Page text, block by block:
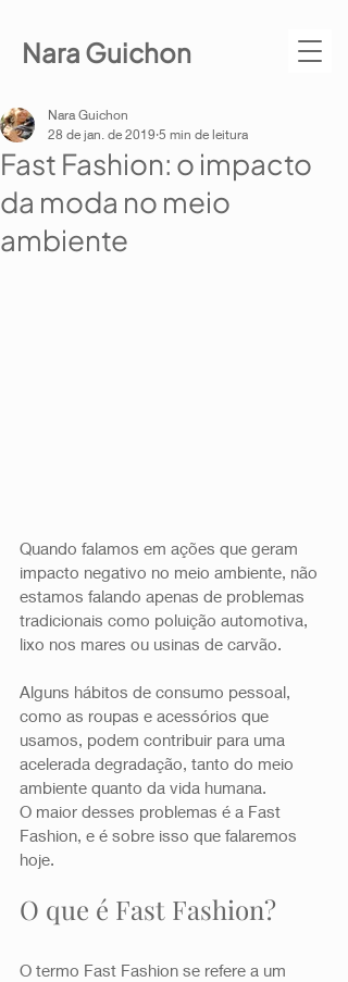
Nara Guichon
Fast Fashion: o impacto
da moda no meio
ambiente
Nara Guichon
28 de jan. de 2019 5 min de leitura
Quando falamos em ações que geram
impacto negativo no meio ambiente, não
estamos falando apenas de problemas
tradicionais como poluição automotiva,
lixo nos mares ou usinas de carvão.
Alguns hábitos de consumo pessoal,
como as roupas e acessórios que
usamos, podem contribuir para uma
acelerada degradação, tanto do meio
ambiente quanto da vida humana.
O maior desses problemas é a Fast
Fashion, e é sobre isso que falaremos
hoje.
O que é Fast Fashion?
O termo Fast Fashion se refere a um